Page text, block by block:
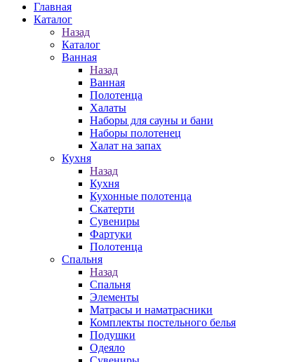
Главная
Каталог
Назад
Каталог
Ванная
Назад
Ванная
Полотенца
Халаты
Наборы для сауны и бани
Наборы полотенец
Халат на запах
Кухня
Назад
Кухня
Кухонные полотенца
Скатерти
Сувениры
Фартуки
Полотенца
Спальня
Назад
Спальня
Элементы
Матрасы и наматрасники
Комплекты постельного белья
Подушки
Одеяло